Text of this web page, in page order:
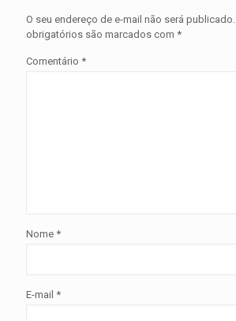
O seu endereço de e-mail não será publicado.
obrigatórios são marcados com *
Comentário *
Nome *
E-mail *